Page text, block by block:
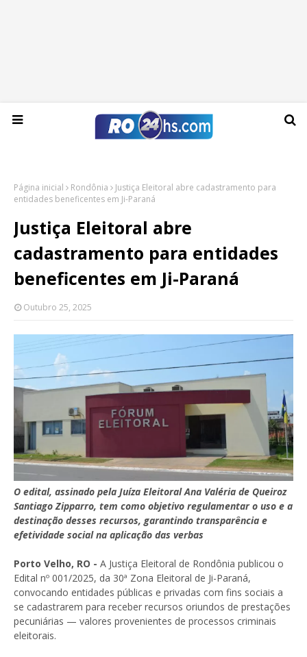
Quinta-feira, 06 de agosto de 2026
Página inicial Rondônia
Justiça Eleitoral abre cadastramento para
entidades beneficentes em Ji-Paraná
Justiça Eleitoral abre
cadastramento para entidades
beneficentes em Ji-Paraná
Outubro 25, 2025
O edital, assinado pela Juíza Eleitoral Ana Valéria de Queiroz
Santiago Zipparro, tem como objetivo regulamentar o uso e a
destinação desses recursos, garantindo transparência e
efetividade social na aplicação das verbas
Porto Velho, RO - A Justiça Eleitoral de Rondônia publicou o
Edital nº 001/2025, da 30ª Zona Eleitoral de Ji-Paraná,
convocando entidades públicas e privadas com fins sociais a
se cadastrarem para receber recursos oriundos de prestações
pecuniárias — valores provenientes de processos criminais
eleitorais.